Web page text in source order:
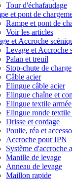
Tour d'échafaudage
et pont de
Rampe et pont de
Voir les articles
et Accroche
Levage et Accroche
Palan et treuil
Stop-chute de charge
Câble acier
Elingue câble acier
Elingue chaîne et
Elingue textile
Elingue ronde textile
Drisse et cordage
Poulie, réa et
Accroche pour IPN
Système d'accroche
Manille de levage
Anneau de levage
Maillon rapide